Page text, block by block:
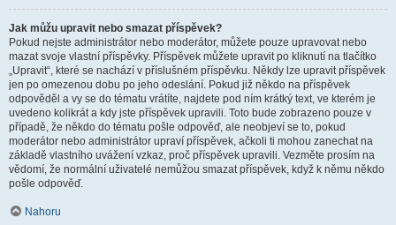
Jak můžu upravit nebo smazat příspěvek?
Pokud nejste administrátor nebo moderátor, můžete pouze upravovat nebo
mazat svoje vlastní příspěvky. Příspěvek můžete upravit po kliknutí na tlačítko
„Upravit“, které se nachází v příslušném příspěvku. Někdy lze upravit příspěvek
jen po omezenou dobu po jeho odeslání. Pokud již někdo na příspěvek
odpověděl a vy se do tématu vrátíte, najdete pod ním krátký text, ve kterém je
uvedeno kolikrát a kdy jste příspěvek upravili. Toto bude zobrazeno pouze v
případě, že někdo do tématu pošle odpověď, ale neobjeví se to, pokud
moderátor nebo administrátor upraví příspěvek, ačkoli ti mohou zanechat na
základě vlastního uvážení vzkaz, proč příspěvek upravili. Vezměte prosím na
vědomí, že normální uživatelé nemůžou smazat příspěvek, když k němu někdo
pošle odpověď.
Nahoru